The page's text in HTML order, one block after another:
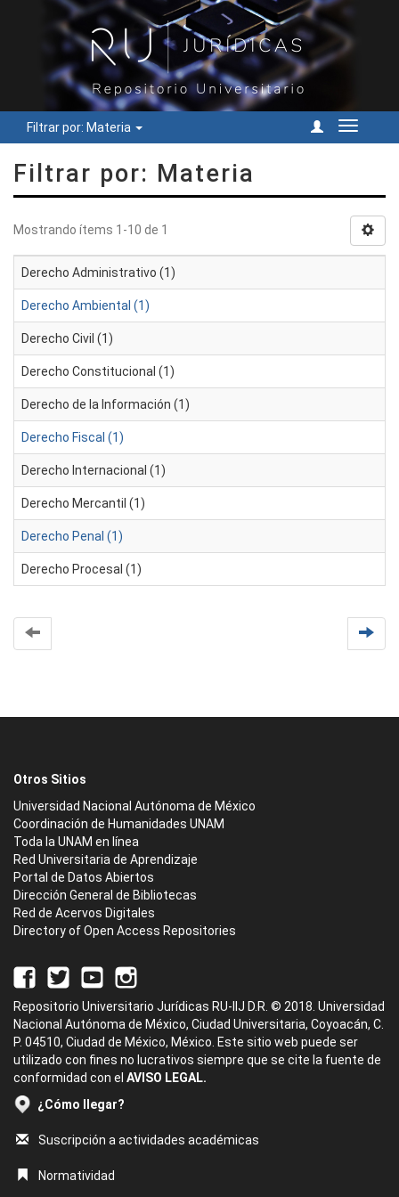
Filtrar por: Materia
Cambiar
Filtrar por: Materia
Mostrando ítems 1-10 de 1
Derecho Administrativo (1)
Derecho Ambiental (1)
Derecho Civil (1)
Derecho Constitucional (1)
Derecho de la Información (1)
Derecho Fiscal (1)
Derecho Internacional (1)
Derecho Mercantil (1)
Derecho Penal (1)
Derecho Procesal (1)
Otros Sitios
Universidad Nacional Autónoma de México
Coordinación de Humanidades UNAM
Toda la UNAM en línea
Red Universitaria de Aprendizaje
Portal de Datos Abiertos
Dirección General de Bibliotecas
Red de Acervos Digitales
Directory of Open Access Repositories
Repositorio Universitario Jurídicas RU-IIJ D.R. © 2018. Universidad
Nacional Autónoma de México, Ciudad Universitaria, Coyoacán, C.
P. 04510, Ciudad de México, México. Este sitio web puede ser
utilizado con fines no lucrativos siempre que se cite la fuente de
conformidad con el AVISO LEGAL.
¿Cómo llegar?
Suscripción a actividades académicas
Normatividad